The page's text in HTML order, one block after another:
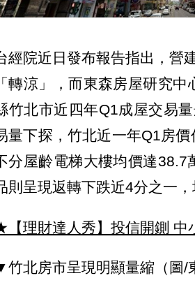
經院近日發布報告指出，營
「轉涼」，而東森房屋研究
竹北市近四年Q1成屋交易
量下探，竹北近一年Q1房
分屋齡電梯大樓均價達38.7
則呈現返轉下跌近4分之一，
理財達人秀】投信開鍘 中
竹北房市呈現明顯量縮（圖/